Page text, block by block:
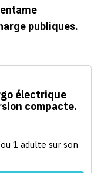
publiques.